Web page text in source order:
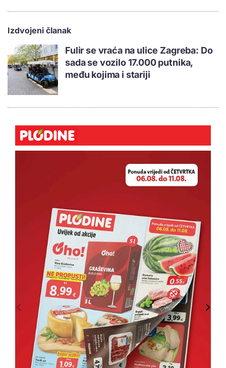
Izdvojeni članak
Fulir se vraća na ulice Zagreba: Do
sada se vozilo 17.000 putnika,
među kojima i stariji